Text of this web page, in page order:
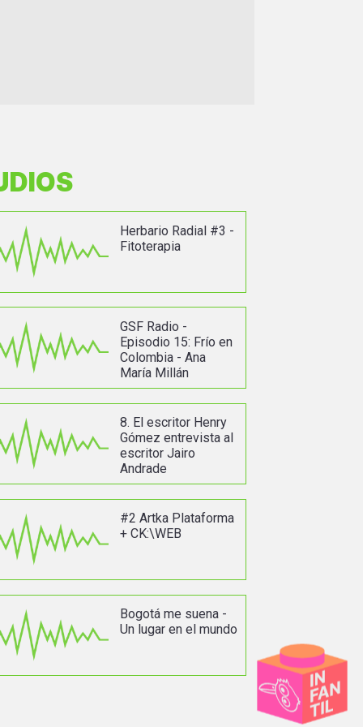
Herbario Radial #3 -
Fitoterapia
GSF Radio -
Episodio 15: Frío en
Colombia - Ana
María Millán
8. El escritor Henry
Gómez entrevista al
escritor Jairo
Andrade
#2 Artka Plataforma
+ CK:\WEB
Bogotá me suena -
Un lugar en el mundo